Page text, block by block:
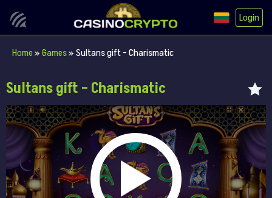
Login
Home»Games»Sultans gift – Charismatic
Sultans gift – Charismatic